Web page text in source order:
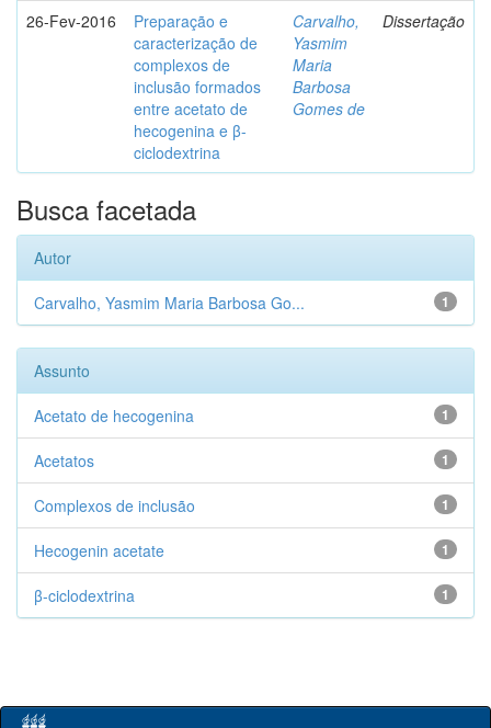
26-Fev-2016
Preparação e
caracterização de
complexos de
inclusão formados
entre acetato de
hecogenina e β-
ciclodextrina
Carvalho,
Yasmim
Maria
Barbosa
Gomes de
Dissertação
Busca facetada
Autor
1
Carvalho, Yasmim Maria Barbosa Go...
Assunto
1
Acetato de hecogenina
1
Acetatos
1
Complexos de inclusão
1
Hecogenin acetate
1
β-ciclodextrina